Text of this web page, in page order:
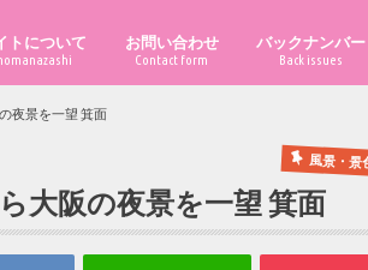
トについて お問い合わせ
Contact form
バックナンバー
Back issues
夜景を一望 箕面
風景・景
大阪の夜景を一望 箕面